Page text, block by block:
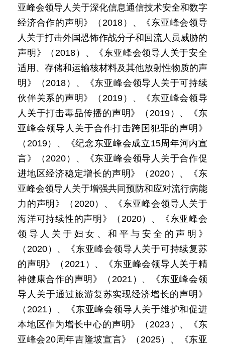
亚峰会领导人关于深化信息通信技术安全和数字
经济合作的声明》（2018）、《东亚峰会领导
人关于打击外国恐怖作战分子和回流人员威胁的
声明》（2018）、《东亚峰会领导人关于安全
适用、存储和运输核材料及其他放射性物质的声
明》（2018）、《东亚峰会领导人关于可持续
伙伴关系的声明》（2019）、《东亚峰会领导
人关于打击毒品传播的声明》（2019）、《东
亚峰会领导人关于合作打击跨国犯罪的声明》
（2019）、《纪念东亚峰会成立15周年河内宣
言》（2020）、《东亚峰会领导人关于合作促
进地区经济稳定增长的声明》（2020）、《东
亚峰会领导人关于增强共同预防和应对流行病能
力的声明》（2020）、《东亚峰会领导人关于
海洋可持续性的声明》（2020）、《东亚峰会
领导人关于妇女、和平与安全的声明》
（2020）、《东亚峰会领导人关于可持续复苏
的声明》（2021）、《东亚峰会领导人关于精
神健康合作的声明》（2021）、《东亚峰会领
导人关于通过旅游复苏实现经济增长的声明》
（2021）、《东亚峰会领导人关于维护和促进
本地区作为增长中心的声明》（2023）、《东
亚峰会20周年吉隆坡宣言》（2025）、《东亚